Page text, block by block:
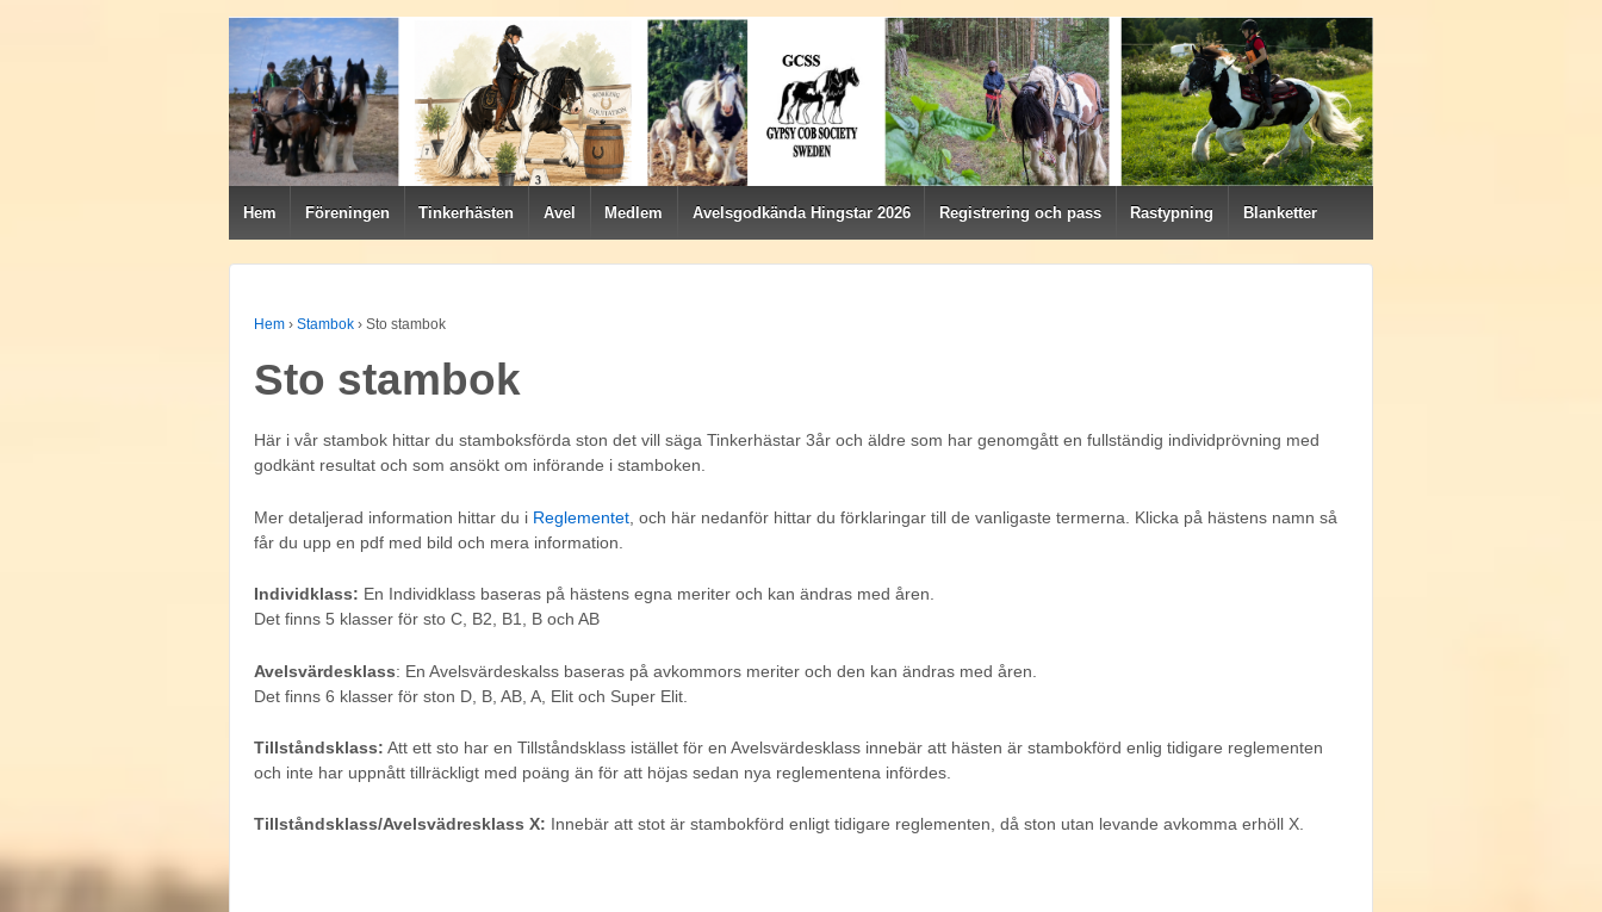
Hem Föreningen Tinkerhästen Avel Medlem Avelsgodkända Hingstar 2026 Registrering och pass Rastypning Blanketter
Hem › Stambok › Sto stambok
Sto stambok
Här i vår stambok hittar du stamboksförda ston det vill säga Tinkerhästar 3år och äldre som har genomgått en fullständig individprövning med
godkänt resultat och som ansökt om införande i stamboken.
Mer detaljerad information hittar du i Reglementet , och här nedanför hittar du förklaringar till de vanligaste termerna. Klicka på hästens namn så
får du upp en pdf med bild och mera information.
Individklass: En Individklass baseras på hästens egna meriter och kan ändras med åren.
Det finns 5 klasser för sto C, B2, B1, B och AB
Avelsvärdesklass: En Avelsvärdeskalss baseras på avkommors meriter och den kan ändras med åren.
Det finns 6 klasser för ston D, B, AB, A, Elit och Super Elit.
Tillståndsklass: Att ett sto har en Tillståndsklass istället för en Avelsvärdesklass innebär att hästen är stambokförd enlig tidigare reglementen
och inte har uppnått tillräckligt med poäng än för att höjas sedan nya reglementena infördes.
Tillståndsklass/Avelsvädresklass X: Innebär att stot är stambokförd enligt tidigare reglementen, då ston utan levande avkomma erhöll X.